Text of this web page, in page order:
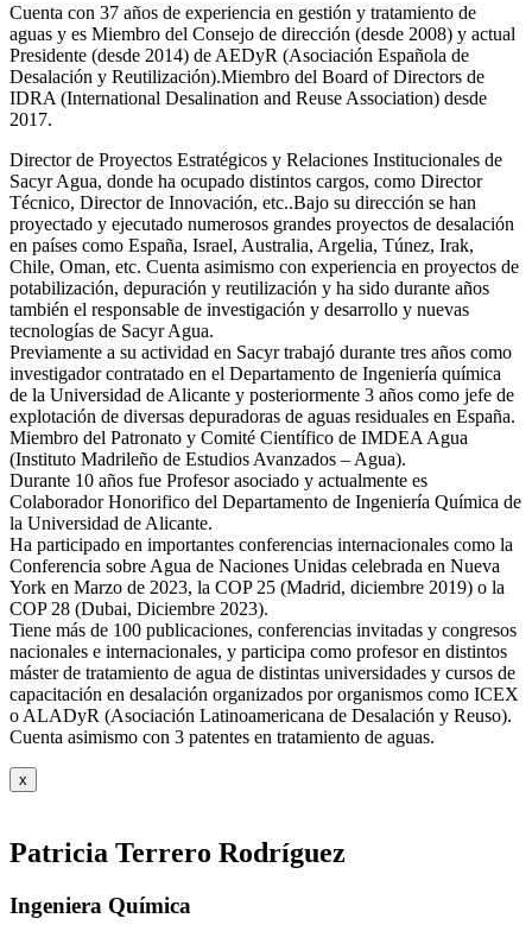
Cuenta con 37 años de experiencia en gestión y tratamiento de
aguas y es Miembro del Consejo de dirección (desde 2008) y actual
Presidente (desde 2014) de AEDyR (Asociación Española de
Desalación y Reutilización).Miembro del Board of Directors de
IDRA (International Desalination and Reuse Association) desde
2017.
Director de Proyectos Estratégicos y Relaciones Institucionales de
Sacyr Agua, donde ha ocupado distintos cargos, como Director
Técnico, Director de Innovación, etc..Bajo su dirección se han
proyectado y ejecutado numerosos grandes proyectos de desalación
en países como España, Israel, Australia, Argelia, Túnez, Irak,
Chile, Oman, etc. Cuenta asimismo con experiencia en proyectos de
potabilización, depuración y reutilización y ha sido durante años
también el responsable de investigación y desarrollo y nuevas
tecnologías de Sacyr Agua.
Previamente a su actividad en Sacyr trabajó durante tres años como
investigador contratado en el Departamento de Ingeniería química
de la Universidad de Alicante y posteriormente 3 años como jefe de
explotación de diversas depuradoras de aguas residuales en España.
Miembro del Patronato y Comité Científico de IMDEA Agua
(Instituto Madrileño de Estudios Avanzados – Agua).
Durante 10 años fue Profesor asociado y actualmente es
Colaborador Honorifico del Departamento de Ingeniería Química de
la Universidad de Alicante.
Ha participado en importantes conferencias internacionales como la
Conferencia sobre Agua de Naciones Unidas celebrada en Nueva
York en Marzo de 2023, la COP 25 (Madrid, diciembre 2019) o la
COP 28 (Dubai, Diciembre 2023).
Tiene más de 100 publicaciones, conferencias invitadas y congresos
nacionales e internacionales, y participa como profesor en distintos
máster de tratamiento de agua de distintas universidades y cursos de
capacitación en desalación organizados por organismos como ICEX
o ALADyR (Asociación Latinoamericana de Desalación y Reuso).
Cuenta asimismo con 3 patentes en tratamiento de aguas.
x
Patricia Terrero Rodríguez
Ingeniera Química